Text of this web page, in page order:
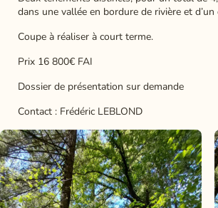
dans une vallée en bordure de rivière et
Coupe à réaliser à court terme.
Prix 16 800€ FAI
Dossier de présentation sur demande
Contact : Frédéric LEBLOND